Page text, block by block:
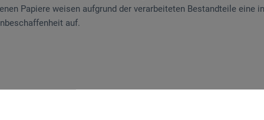
Papiere weisen aufgrund der verarbeiteten Bestandteile eine
auf.